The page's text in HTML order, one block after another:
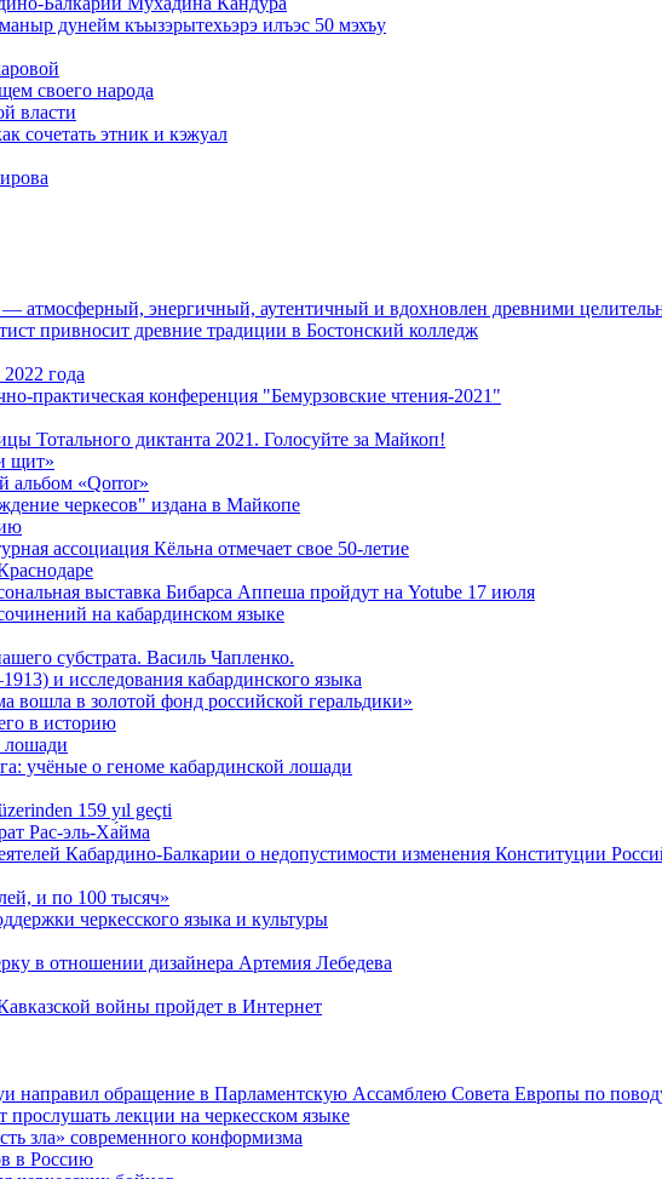
дунейм къызэрытехьэрэ илъэс 50 мэхъу
своего народа
власти
сочетать этник и кэжуал
атмосферный, энергичный, аутентичный и вдохновлен древними
привносит древние традиции в Бостонский колледж
года
практическая конференция "Бемурзовские чтения-2021"
Тотального диктанта 2021. Голосуйте за Майкоп!
щит»
альбом «Qorror»
черкесов" издана в Майкопе
ассоциация Кёльна отмечает свое 50-летие
выставка Бибарса Аппеша пройдут на Yotube 17 июля
на кабардинском языке
субстрата. Василь Чапленко.
и исследования кабардинского языка
вошла в золотой фонд российской геральдики»
в историю
лошади
учёные о геноме кабардинской лошади
159 yıl geçti
Рас-эль-Ха́йма
Кабардино-Балкарии о недопустимости изменения Конституции
и по 100 тысяч»
черкесского языка и культуры
в отношении дизайнера Артемия Лебедева
войны пройдет в Интернет
направил обращение в Парламентскую Ассамблею Совета Европы по
лекции на черкесском языке
зла» современного конформизма
в Россию